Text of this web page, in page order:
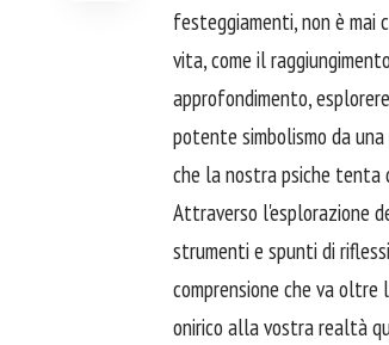
festeggiamenti, non è mai
vita, come il
approfondimento,
potente simbolismo da
che la nostra psiche tenta
Attraverso l'esplorazione
strumenti e spunti di
comprensione che va
onirico alla vostra realtà